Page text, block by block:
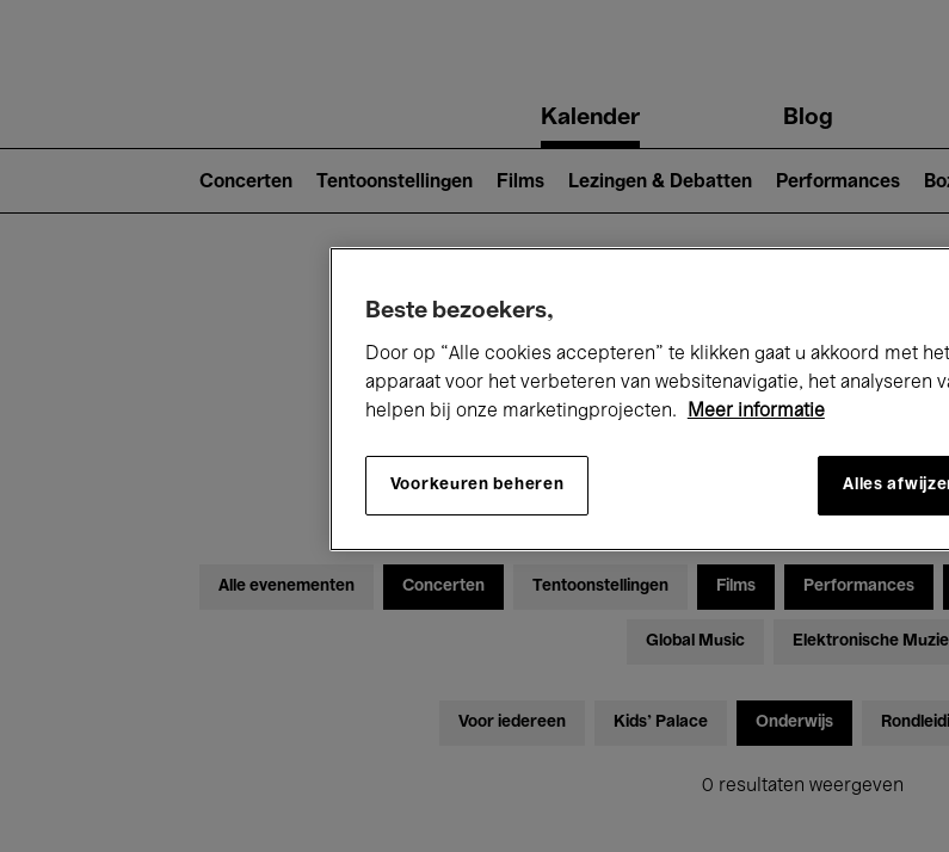
navigationKalender Blog
2)
Concerten Tentoonstellingen Films Lezingen & Debatten Performances
Nu bij
Zaterdag 11 - Zondag 19
Alle evenementen Concerten Tentoonstellingen Films Performances
Global Music Elektronische
Voor iedereen Kids’ Palace Onderwijs
0 resultaten weergeven
Beste bezoekers,
Door op “Alle cookies accepteren” te klikken gaat u akkoord met
apparaat voor het verbeteren van websitenavigatie, het analyseren
helpen bij onze marketingprojecten.
Meer informatie
Voorkeuren beheren Alles